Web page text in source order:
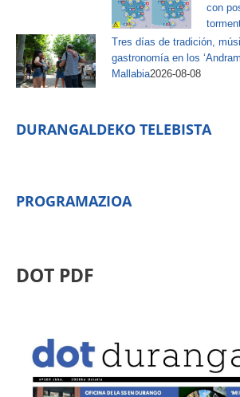
con
Tres días de tradición,
gastronomía en los
Mallabia2026-08-08
DURANGALDEKO TELEBISTA
PROGRAMAZIOA
DOT PDF